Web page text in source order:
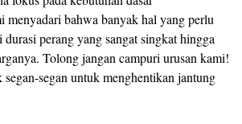
menyadari bahwa banyak hal yang perlu
perang yang sangat singkat hingga
Tolong jangan campuri urusan kami!
segan untuk menghentikan jantung